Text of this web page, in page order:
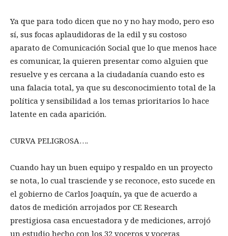
Ya que para todo dicen que no y no hay modo, pero eso
sí, sus focas aplaudidoras de la edil y su costoso
aparato de Comunicación Social que lo que menos hace
es comunicar, la quieren presentar como alguien que
resuelve y es cercana a la ciudadanía cuando esto es
una falacia total, ya que su desconocimiento total de la
política y sensibilidad a los temas prioritarios lo hace
latente en cada aparición.
CURVA PELIGROSA….
Cuando hay un buen equipo y respaldo en un proyecto
se nota, lo cual trasciende y se reconoce, esto sucede en
el gobierno de Carlos Joaquín, ya que de acuerdo a
datos de medición arrojados por CE Research
prestigiosa casa encuestadora y de mediciones, arrojó
un estudio hecho con los 32 voceros y voceras